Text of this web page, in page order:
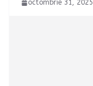
octombrie 31, 2025